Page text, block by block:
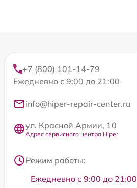
+7 (800) 101-14-79
Ежедневно с 9:00 до 21:00
info@hiper-repair-center.ru
ул. Красной Армии, 10
Адрес сервисного центра Hiper
Режим работы:
Ежедневно с 9:00 до 21:00